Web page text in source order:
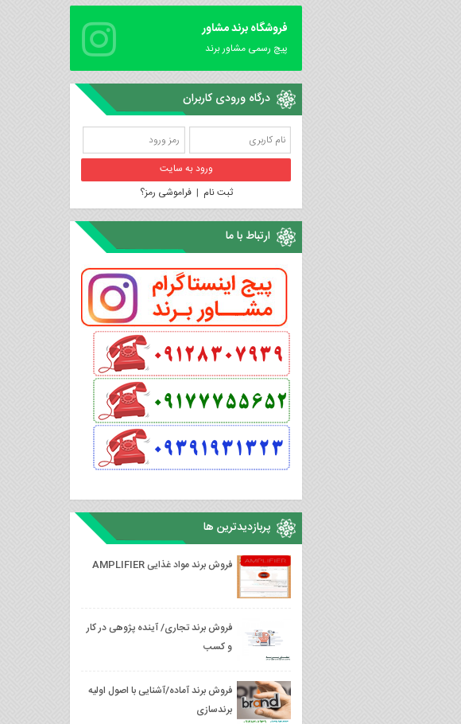
فروشگاه برند مشاور
پیچ رسمی مشاور برند
درگاه ورودی کاربران
ثبت نام |فراموشی رمز؟
ارتباط با ما
پربازدیدترین ها
فروش برند مواد غذایی AMPLIFIER
فروش برند تجاری/ آینده پژوهی در کار
و کسب
فروش برند آماده/آشنایی با اصول اولیه‌
برندسازی